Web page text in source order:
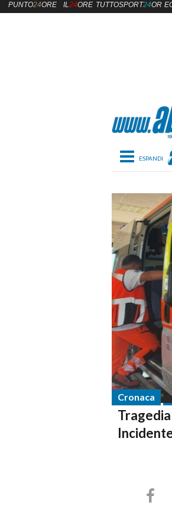
Toggle
Cronaca
PUNTO24ORE IL24ORE TUTTOSPORT24ORE